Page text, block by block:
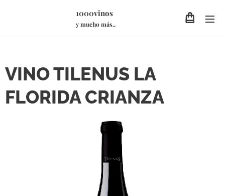
1000vinos
y mucho más..
VINO TILENUS LA
FLORIDA CRIANZA